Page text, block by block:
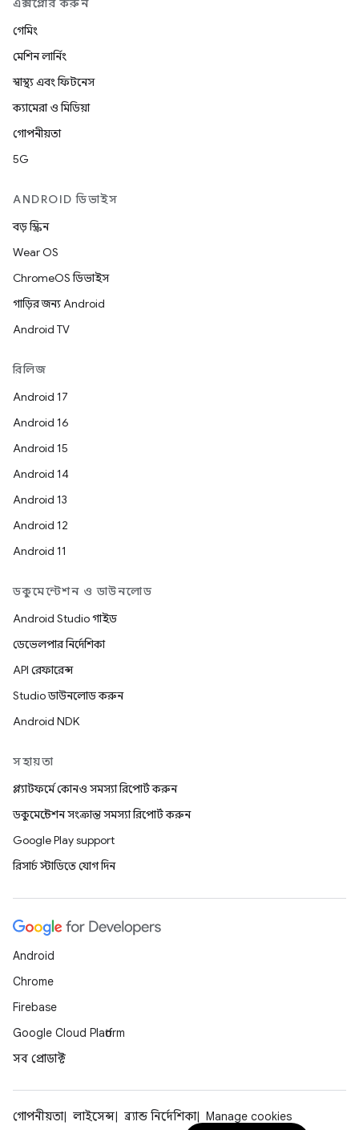
এক্সপ্লোর করুন
গেমিং
মেশিন লার্নিং
স্বাস্থ্য এবং ফিটনেস
ক্যামেরা ও মিডিয়া
গোপনীয়তা
5G
ANDROID ডিভাইস
বড় স্ক্রিন
Wear OS
ChromeOS ডিভাইস
গাড়ির জন্য Android
Android TV
রিলিজ
Android 17
Android 16
Android 15
Android 14
Android 13
Android 12
Android 11
ডকুমেন্টেশন ও ডাউনলোড
Android Studio গাইড
ডেভেলপার নির্দেশিকা
API রেফারেন্স
Studio ডাউনলোড করুন
Android NDK
সহায়তা
প্ল্যাটফর্মে কোনও সমস্যা রিপোর্ট করুন
ডকুমেন্টেশন সংক্রান্ত সমস্যা রিপোর্ট করুন
Google Play support
রিসার্চ স্টাডিতে যোগ দিন
Android
Chrome
Firebase
Google Cloud Platform
সব প্রোডাক্ট
গোপনীয়তা লাইসেন্স ব্র্যান্ড নির্দেশিকা Manage cookies